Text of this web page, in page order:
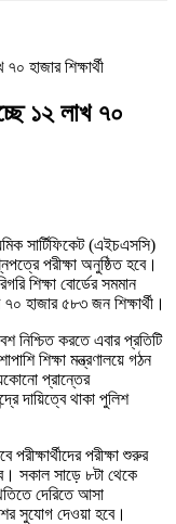
হাজার শিক্ষার্থী
১২ লাখ ৭০
সার্টিফিকেট (এইচএসসি)
পরীক্ষা অনুষ্ঠিত হবে।
শিক্ষা বোর্ডের সমমান
হাজার ৫৮৩ জন শিক্ষার্থী।
নিশ্চিত করতে এবার প্রতিটি
শিক্ষা মন্ত্রণালয়ে গঠন
প্রান্তের
দায়িত্বে থাকা পুলিশ
পরীক্ষা শুরুর
সকাল সাড়ে ৮টা থেকে
দেরিতে আসা
সুযোগ দেওয়া হবে।